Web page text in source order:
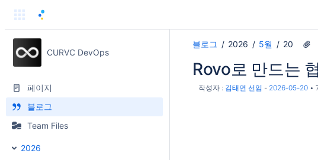
CURVC DevOps
페이지
블로그
Team Files
2026
블로그 2026 5월 20
Rovo로 만드는
작성자 : 김태연 선임 - 2026-05-20